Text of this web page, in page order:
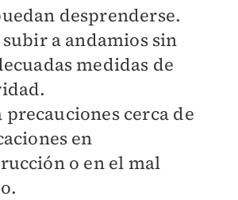
desprenderse.
a andamios sin
medidas de
precauciones cerca de
en
o en el mal